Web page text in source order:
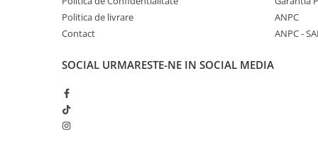
Nu este potrivit pentru copiii sub 3 ani –
Necesită
supravegherea unui adult
Conține produse
– evitați
Culorile și conținutul pot varia
Politica de livrare
Contact
ANPC
ANPC -
SOCIAL URMARESTE-NE IN SOCIAL MEDIA